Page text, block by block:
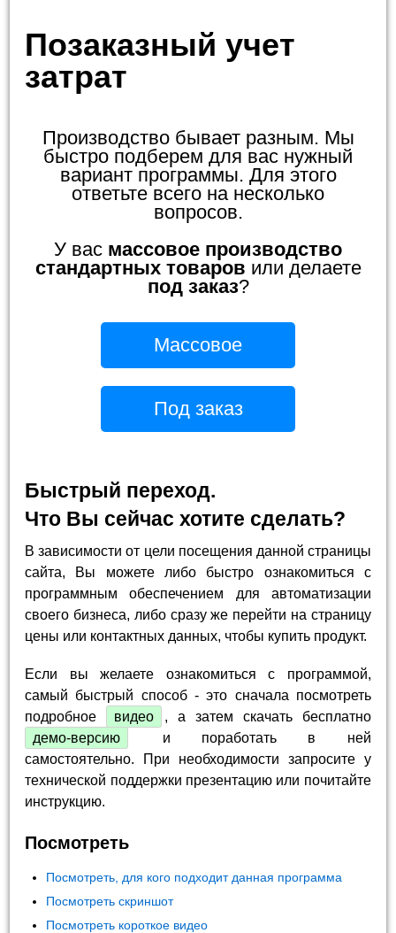
Позаказный учет
затрат
Производство бывает разным. Мы
быстро подберем для вас нужный
вариант программы. Для этого
ответьте всего на несколько
вопросов.
У вас массовое производство
стандартных товаров или делаете
под заказ?
Массовое
Под заказ
Быстрый переход.
Что Вы сейчас хотите сделать?
В зависимости от цели посещения данной страницы
сайта, Вы можете либо быстро ознакомиться с
программным обеспечением для автоматизации
своего бизнеса, либо сразу же перейти на страницу
цены или контактных данных, чтобы купить продукт.
Если вы желаете ознакомиться с программой,
самый быстрый способ - это сначала посмотреть
подробное
видео
, а затем скачать бесплатно
демо-версию
и поработать в ней
самостоятельно. При необходимости запросите у
технической поддержки презентацию или почитайте
инструкцию.
Посмотреть
Посмотреть, для кого подходит данная программа
Посмотреть скриншот
Посмотреть короткое видео